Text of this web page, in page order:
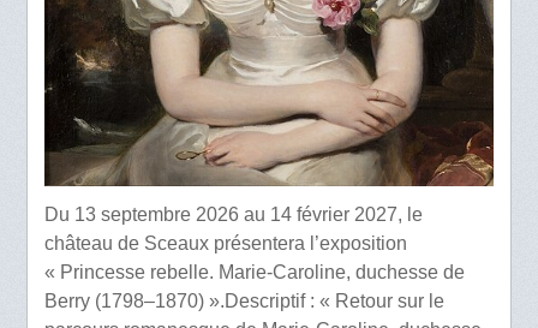
Du 13 septembre 2026 au 14 février 2027, le
château de Sceaux présentera l’exposition
« Princesse rebelle. Marie-Caroline, duchesse de
Berry (1798–1870) ».Descriptif : « Retour sur le